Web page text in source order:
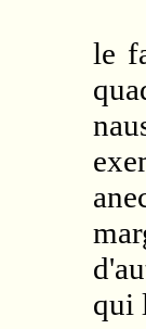
le
qui